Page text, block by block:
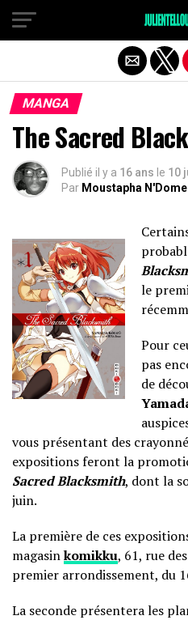
MANGA
The Sacred
Publié il y a 16 ans le 10
Par Moustapha N'Dome
le
Pour
pas
de
vous présentant des
expositions feront la
Sacred Blacksmith, dont la
juin.
La première de ces
magasinkomikku, 61, rue
premier arrondissement, du
La seconde présentera les